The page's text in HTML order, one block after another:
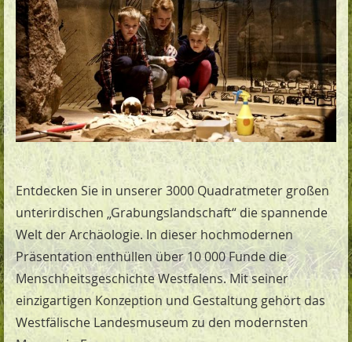
Entdecken Sie in unserer 3000 Quadratmeter großen
unterirdischen „Grabungslandschaft“ die spannende
Welt der Archäologie. In dieser hochmodernen
Präsentation enthüllen über 10 000 Funde die
Menschheitsgeschichte Westfalens. Mit seiner
einzigartigen Konzeption und Gestaltung gehört das
Westfälische Landesmuseum zu den modernsten